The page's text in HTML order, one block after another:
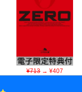
¥713→ ¥407